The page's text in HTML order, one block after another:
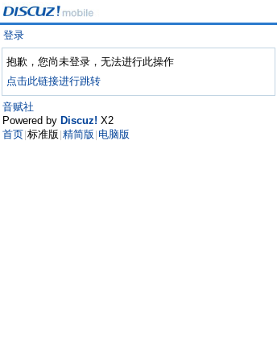
登录
抱歉，您尚未登录，无法进行此操作
点击此链接进行跳转
音赋社
Powered by Discuz! X2
首页 标准版 精简版 电脑版